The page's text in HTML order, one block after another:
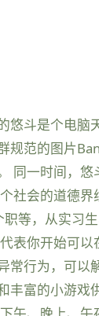
悠斗是个电脑
规范的图片
同一时间，
社会的道德
等，从实习
表你开始可
常行为，可以
丰富的小游戏